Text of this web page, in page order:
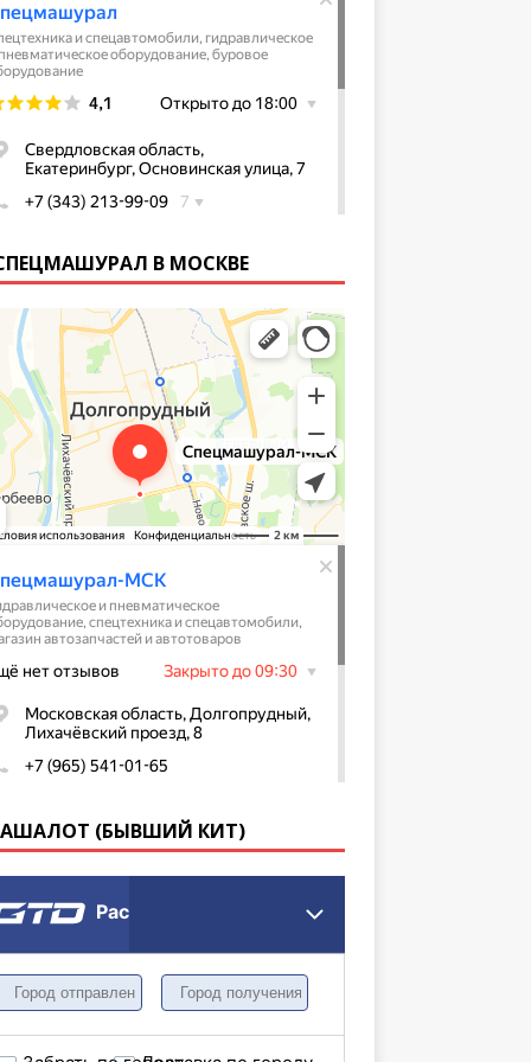
В МОСКВЕ
(БЫВШИЙ КИТ)
Расчет грузоперевозки